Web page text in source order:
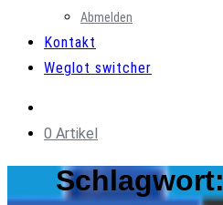
Abmelden
Kontakt
Weglot switcher
0 Artikel
Schlagwort: